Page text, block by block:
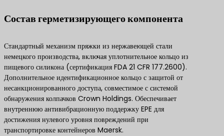
Состав герметизирующего компонента
Стандартный механизм пряжки из нержавеющей стали
немецкого производства, включая уплотнительное кольцо из
пищевого силикона (сертификация FDA 21 CFR 177.2600).
Дополнительное идентификационное кольцо с защитой от
несанкционированного доступа, совместимое с системой
обнаружения колпачков Crown Holdings. Обеспечивает
внутреннюю антивибрационную поддержку EPE для
достижения нулевого уровня повреждений при
транспортировке контейнеров Maersk.